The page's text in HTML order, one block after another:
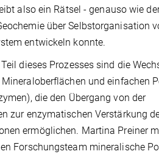
also ein Rätsel - genauso wie
über Selbstorganisation
entwickeln konnte.
dieses Prozesses sind die
und einfachen
die den Übergang von der
zur enzymatischen Verstärkung
ermöglichen. Martina Preiner
Forschungsteam mineralische